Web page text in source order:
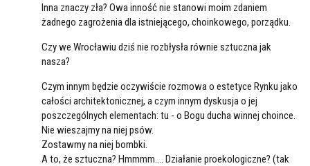
Inna znaczy zła? Owa inność nie stanowi moim zdaniem
żadnego zagrożenia dla istniejącego, choinkowego, porządku.
Czy we Wrocławiu dziś nie rozbłysła równie sztuczna jak
nasza?
Czym innym będzie oczywiście rozmowa o estetyce Rynku jako
całości architektonicznej, a czym innym dyskusja o jej
poszczególnych elementach: tu - o Bogu ducha winnej choince.
Nie wieszajmy na niej psów.
Zostawmy na niej bombki.
A to, że sztuczna? Hmmmm.... Działanie proekologiczne? (tak